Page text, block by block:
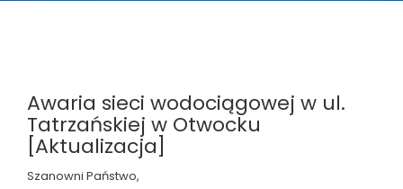
Awaria sieci wodociągowej w ul.
Tatrzańskiej w Otwocku
[Aktualizacja]
Szanowni Państwo,